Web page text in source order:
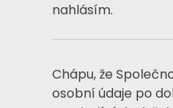
nahlásím.
Chápu, že
osobní údaje po